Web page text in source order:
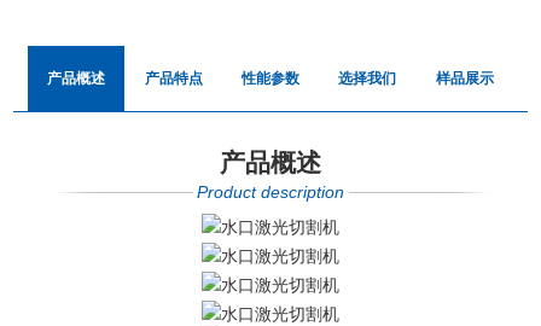
产品概述 产品特点 性能参数 选择我们 样品展示
产品概述
Product description